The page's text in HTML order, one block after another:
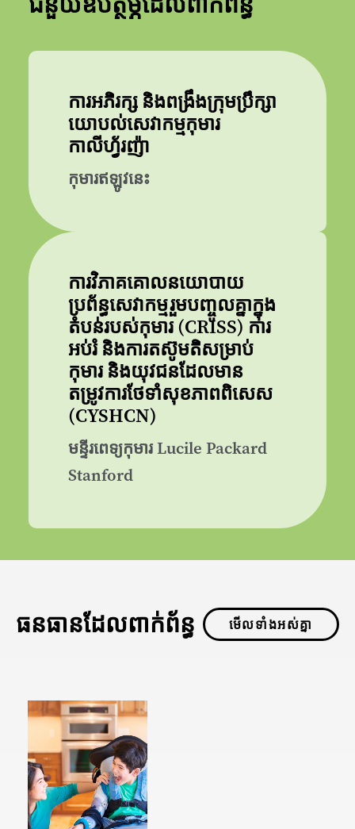
ការអភិរក្ស និងពង្រឹងក្រុមប្រឹក្សា
យោបល់សេវាកម្មកុមារ
កាលីហ្វ័រញ៉ា
កុមារឥឡូវនេះ
ការវិភាគគោលនយោបាយ
ប្រព័ន្ធសេវាកម្មរួមបញ្ចូលគ្នាក្នុង
តំបន់របស់កុមារ (CRISS) ការ
អប់រំ និងការតស៊ូមតិសម្រាប់
កុមារ និងយុវជនដែលមាន
តម្រូវការថែទាំសុខភាពពិសេស
(CYSHCN)
មន្ទីរពេទ្យកុមារ Lucile Packard
Stanford
ធនធានដែលពាក់ព័ន្ធ មើលទាំងអស់គ្នា